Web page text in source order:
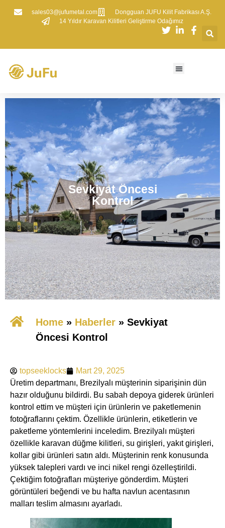
sales03@jufumetal.com
​Dongguan JUFU Kilit Fabrikası A.Ş.
​14 Yıldır Karavan Kilitleri Geliştirme Odağımız
Sevkiyat Öncesi
Kontrol
Home » ​Haberler »Sevkiyat
Öncesi Kontrol
topseeklocks
Mart 29, 2025
Üretim departmanı, Brezilyalı müşterinin siparişinin dün
hazır olduğunu bildirdi. Bu sabah depoya giderek ürünleri
kontrol ettim ve müşteri için ürünlerin ve paketlemenin
fotoğraflarını çektim. Özellikle ürünlerin, etiketlerin ve
paketleme yöntemlerini inceledim. Brezilyalı müşteri
özellikle ​karavan düğme kilitleri, ​su girişleri, ​yakıt girişleri,
​kollar gibi ürünleri satın aldı. Müşterinin renk konusunda
yüksek talepleri vardı ve ​inci nikel rengi özelleştirildi.
Çektiğim fotoğrafları müşteriye gönderdim. Müşteri
görüntüleri beğendi ve bu hafta navlun acentasının
malları teslim almasını ayarladı.